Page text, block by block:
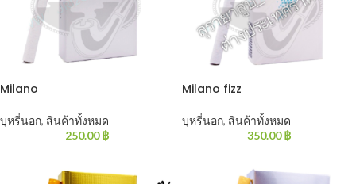
Milano
บุหรี่นอก, สินค้าทั้งหมด
250.00฿
Milano fizz
บุหรี่นอก, สินค้าทั้งหมด
350.00฿